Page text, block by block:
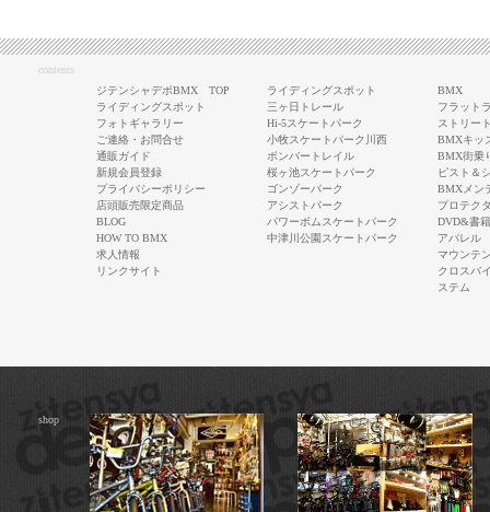
contents
ジテンシャデポBMX TOP
ライディングスポット
フォトギャラリー
ご連絡・お問合せ
通販ガイド
新規会員登録
プライバシーポリシー
店頭販売限定商品
BLOG
HOW TO BMX
求人情報
リンクサイト
ライディングスポット
三ヶ日トレール
Hi-5スケートパーク
小牧スケートパーク川西
ボンバートレイル
桜ヶ池スケートパーク
ゴンゾーパーク
アシストパーク
パワーボムスケートパーク
中津川公園スケートパーク
BMX
フラット
ストリー
BMXキッ
BMX街乗
ピスト＆
BMXメン
プロテク
DVD&書籍
アパレル
マウンテ
クロスバ
ステム
shop